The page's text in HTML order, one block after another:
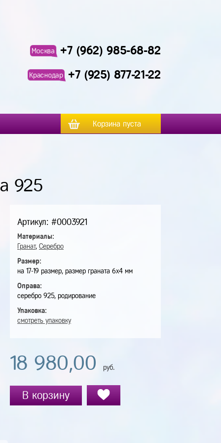
Москва +7 (962) 985-68-82
Краснодар +7 (925) 877-21-22
Корзина пуста
925
Артикул: #0003921
Материалы:
Гранат, Серебро
Размер:
на 17-19 размер, размер граната 6х4 мм
Оправа:
серебро 925, родирование
Упаковка:
смотреть упаковку
18 980,00 руб.
В корзину